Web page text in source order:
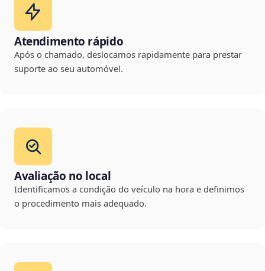
Atendimento rápido
Após o chamado, deslocamos rapidamente para prestar
suporte ao seu automóvel.
Avaliação no local
Identificamos a condição do veículo na hora e definimos
o procedimento mais adequado.